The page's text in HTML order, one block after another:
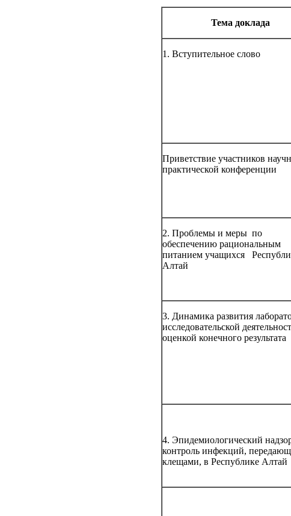
Тема доклада
1. Вступительное слово
Приветствие участников
практической конференции
2. Проблемы и меры по
обеспечению рациональным
питанием учащихся
Алтай
3. Динамика развития
исследовательской
оценкой конечного результата
4. Эпидемиологический
контроль инфекций,
клещами, в Республике Алтай